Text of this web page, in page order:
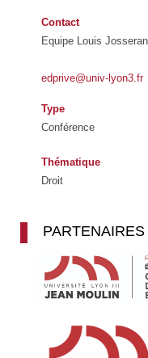
Contact
Equipe Louis
edprive@univ-lyon3.fr
Type
Conférence
Thématique
Droit
PARTENAIRES